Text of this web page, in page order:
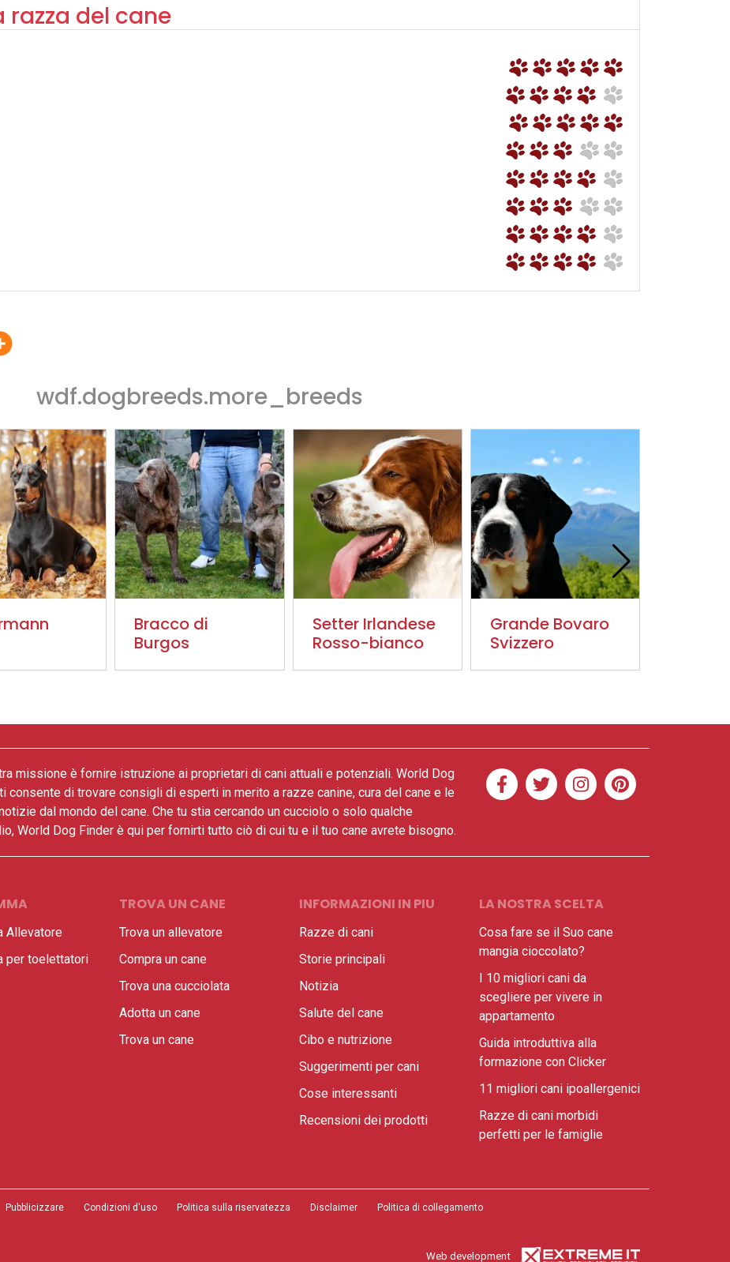
del cane
wdf.dogbreeds.more_breeds
Bracco di
Burgos
Setter Irlandese
Rosso-bianco
Grande Bovaro
Svizzero
missione è fornire istruzione ai proprietari di cani attuali e potenziali. World Dog
consente di trovare consigli di esperti in merito a razze canine, cura del cane e le
dal mondo del cane. Che tu stia cercando un cucciolo o solo qualche
World Dog Finder è qui per fornirti tutto ciò di cui tu e il tuo cane avrete bisogno.
Allevatore
per toelettatori
TROVA UN CANE
Trova un allevatore
Compra un cane
Trova una cucciolata
Adotta un cane
Trova un cane
INFORMAZIONI IN PIU
Razze di cani
Storie principali
Notizia
Salute del cane
Cibo e nutrizione
Suggerimenti per cani
Cose interessanti
Recensioni dei prodotti
LA NOSTRA SCELTA
Cosa fare se il Suo cane
mangia cioccolato?
I 10 migliori cani da
scegliere per vivere in
appartamento
Guida introduttiva alla
formazione con Clicker
11 migliori cani ipoallergenici
Razze di cani morbidi
perfetti per le famiglie
Pubblicizzare Condizioni d'uso Politica sulla riservatezza Disclaimer Politica di collegamento
Web development